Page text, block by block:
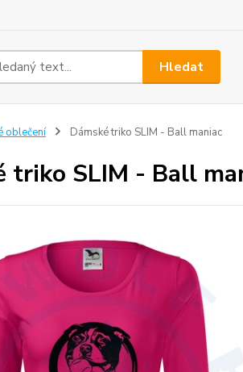
Hledat
oblečení Dámské triko SLIM - Ball maniac
triko SLIM - Ball